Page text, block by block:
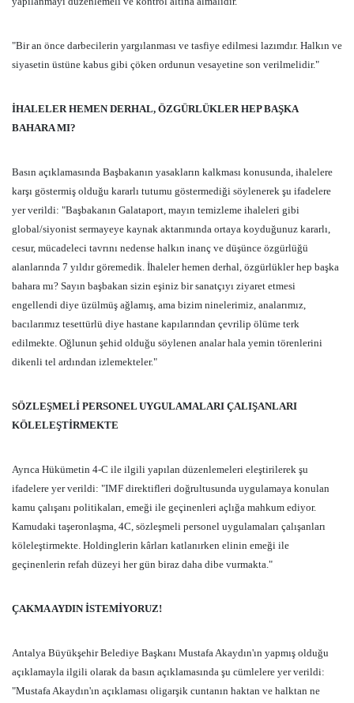
"Bir an önce darbecilerin yargılanması ve tasfiye edilmesi lazımdır. Halkın ve
siyasetin üstüne kabus gibi çöken ordunun vesayetine son verilmelidir."
İHALELER HEMEN DERHAL, ÖZGÜRLÜKLER HEP BAŞKA
BAHARA MI?
Basın açıklamasında Başbakanın yasakların kalkması konusunda, ihalelere
karşı göstermiş olduğu kararlı tutumu göstermediği söylenerek şu ifadelere
yer verildi: "Başbakanın Galataport, mayın temizleme ihaleleri gibi
global/siyonist sermayeye kaynak aktarımında ortaya koyduğunuz kararlı,
cesur, mücadeleci tavrını nedense halkın inanç ve düşünce özgürlüğü
alanlarında 7 yıldır göremedik. İhaleler hemen derhal, özgürlükler hep başka
bahara mı? Sayın başbakan sizin eşiniz bir sanatçıyı ziyaret etmesi
engellendi diye üzülmüş ağlamış, ama bizim ninelerimiz, analarımız,
bacılarımız tesettürlü diye hastane kapılarından çevrilip ölüme terk
edilmekte. Oğlunun şehid olduğu söylenen analar hala yemin törenlerini
dikenli tel ardından izlemekteler."
SÖZLEŞMELİ PERSONEL UYGULAMALARI ÇALIŞANLARI
KÖLELEŞTİRMEKTE
Ayrıca Hükümetin 4-C ile ilgili yapılan düzenlemeleri eleştirilerek şu
ifadelere yer verildi: "IMF direktifleri doğrultusunda uygulamaya konulan
kamu çalışanı politikaları, emeği ile geçinenleri açlığa mahkum ediyor.
Kamudaki taşeronlaşma, 4C, sözleşmeli personel uygulamaları çalışanları
köleleştirmekte. Holdinglerin kârları katlanırken elinin emeği ile
geçinenlerin refah düzeyi her gün biraz daha dibe vurmakta."
ÇAKMA AYDIN İSTEMİYORUZ!
Antalya Büyükşehir Belediye Başkanı Mustafa Akaydın'ın yapmış olduğu
açıklamayla ilgili olarak da basın açıklamasında şu cümlelere yer verildi:
"Mustafa Akaydın'ın açıklaması oligarşik cuntanın haktan ve halktan ne